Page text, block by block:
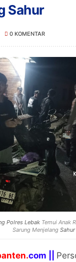
Sahur
0 KOMENTAR
Polres Lebak Temui Anak
Sarung Menjelang Sahur
com ||